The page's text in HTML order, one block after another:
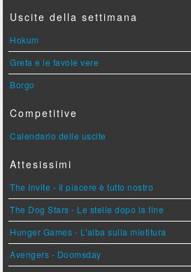
Uscite della settimana
Hokum
Greta e le favole vere
Borgo
Competitive
Calendario delle uscite
Attesissimi
The Invite - Il piacere è tutto nostro
The Dog Stars - Le stelle dopo la fine
Hunger Games - L'alba sulla mietitura
Avengers - Doomsday